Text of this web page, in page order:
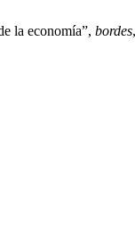
la economía”, bordes